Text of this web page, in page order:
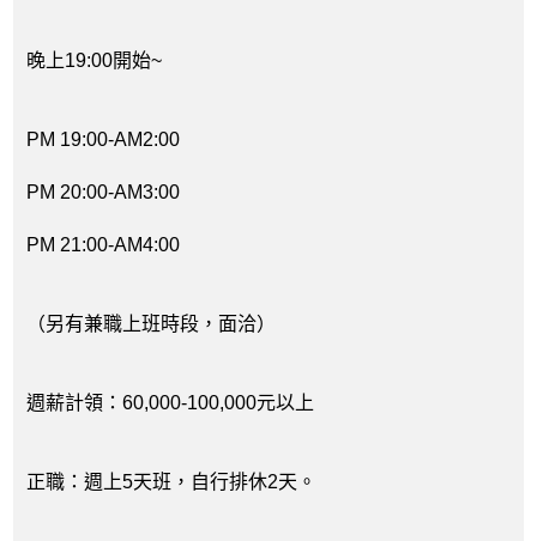
晚上19:00開始~
PM 19:00-AM2:00
PM 20:00-AM3:00
PM 21:00-AM4:00
（另有兼職上班時段，面洽）
週薪計領：60,000-100,000元以上
正職：週上5天班，自行排休2天。